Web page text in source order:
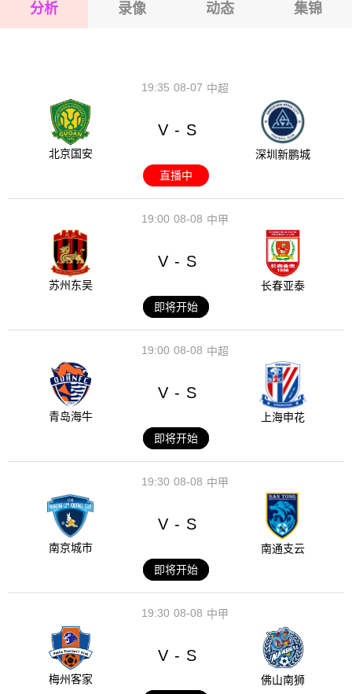
分析 录像 动态 集锦
08-07
19:35 中超
北京国安
V - S
深圳新鹏城
直播中
08-08
19:00 中甲
苏州东吴
V - S
长春亚泰
即将开始
08-08
19:00 中超
青岛海牛
V - S
上海申花
即将开始
08-08
19:30 中甲
南京城市
V - S
南通支云
即将开始
08-08
19:30 中甲
梅州客家
V - S
佛山南狮